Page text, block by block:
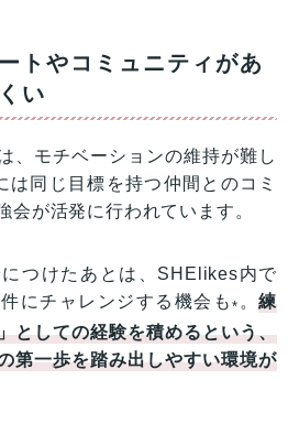
トやコミュニティがあ
い
、モチベーションの維持が難し
同じ目標を持つ仲間とのコミ
会が活発に行われています。
つけたあとは、SHElikes内で
にチャレンジする機会も* 。練
としての経験を積めるという、
第一歩を踏み出しやすい環境が